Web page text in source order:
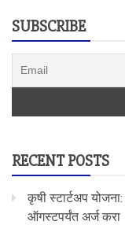
SUBSCRIBE
RECENT POSTS
कृषी स्टार्टअप
ऑगस्टपर्यंत अर्ज करा